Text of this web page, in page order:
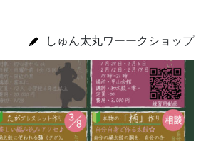
しゅん太丸ワーークショップ